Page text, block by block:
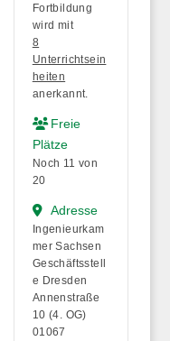
Fortbildung
wird mit
8
Unterrichtsein
heiten
anerkannt.
Freie
Plätze
Noch 11 von
20
Adresse
Ingenieurkam
mer Sachsen
Geschäftsstell
e Dresden
Annenstraße
10 (4. OG)
01067